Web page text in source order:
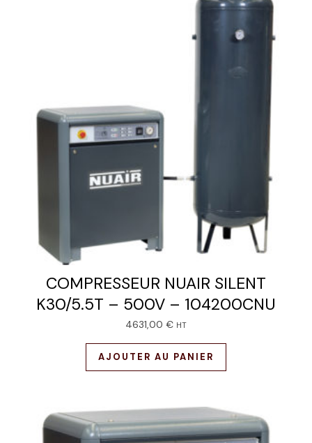
COMPRESSEUR NUAIR SILENT
K30/5.5T – 500V – 104200CNU
4631,00 € HT
AJOUTER AU PANIER